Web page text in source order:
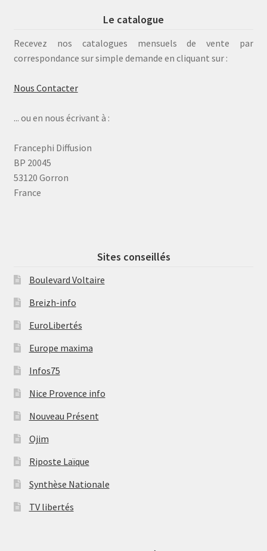
Le catalogue
Recevez nos catalogues mensuels de vente par
correspondance sur simple demande en cliquant sur :
Nous Contacter
... ou en nous écrivant à :
Francephi Diffusion
BP 20045
53120 Gorron
France
Sites conseillés
Boulevard Voltaire
Breizh-info
EuroLibertés
Europe maxima
Infos75
Nice Provence info
Nouveau Présent
Ojim
Riposte Laïque
Synthèse Nationale
TV libertés